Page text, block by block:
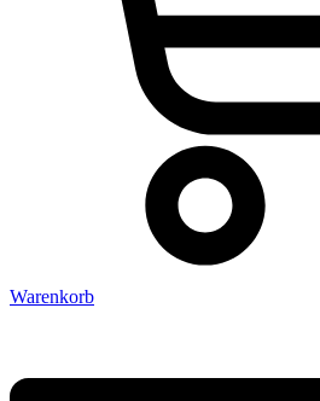
Warenkorb